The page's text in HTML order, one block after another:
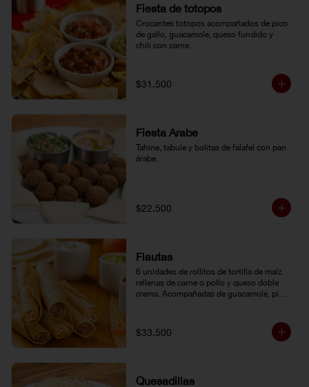
Fiesta de totopos
Crocantes totopos acompañados de pico
de gallo, guacamole, queso fundido y
chili con carne.
$31.500
Fiesta Árabe
Tahine, tabule y bolitas de falafel con pan
árabe.
$22.500
Flautas
6 unidades de rollitos de tortilla de maíz
rellenas de carne o pollo y queso doble
crema. Acompañadas de guacamole, pico
$33.500
Quesadillas